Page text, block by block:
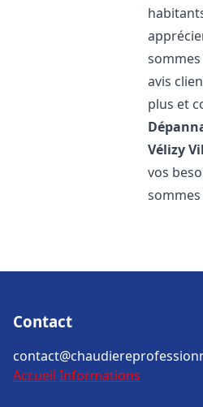
avis
plus et
Vélizy
vos
sommes
Contact
Accueil Informations